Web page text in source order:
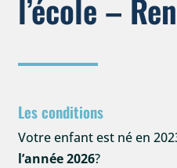
l’école –
Les conditions
Votre enfant est né en
l’année 2026?